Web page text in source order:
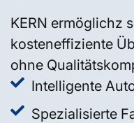
KERN ermöglichz
kosteneffiziente
ohne
Intelligente
Spezialisierte